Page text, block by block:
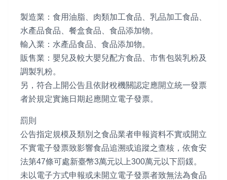
製造業：食用油脂、肉類加工食品、乳品加工食品、
水產品食品、餐盒食品、食品添加物。
輸入業：水產品食品、食品添加物。
販售業：嬰兒及較大嬰兒配方食品、市售包裝乳粉及
調製乳粉。
另，符合上開公告且依財稅機關認定應開立統一發票
者於規定實施日期起應開立電子發票。
罰則
公告指定規模及類別之食品業者申報資料不實或開立
不實電子發票致影響食品追溯或追蹤之查核，依食安
法第47條可處新臺幣3萬元以上300萬元以下罰鍰。
未以電子方式申報或未開立電子發票者致無法為食品